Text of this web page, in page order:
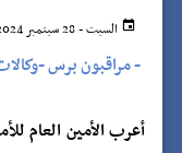
السبت - 28 سبتمبر 2024 - 12:30 ص بتوقيت عدن
-مراقبون برس -
أعرب الأمين العام